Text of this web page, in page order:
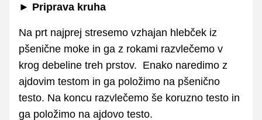
► Priprava kruha
Na prt najprej stresemo vzhajan hlebček iz
pšenične moke in ga z rokami razvlečemo v
krog debeline treh prstov. Enako naredimo z
ajdovim testom in ga položimo na pšenično
testo. Na koncu razvlečemo še koruzno testo in
ga položimo na ajdovo testo.